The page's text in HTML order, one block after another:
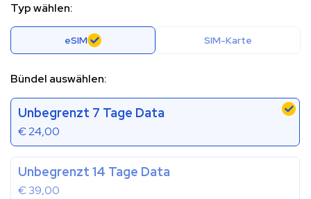
Typ wählen:
eSIM SIM-Karte
Bündel auswählen:
Unbegrenzt 7 Tage Data
€24,00
Unbegrenzt 14 Tage Data
€39,00